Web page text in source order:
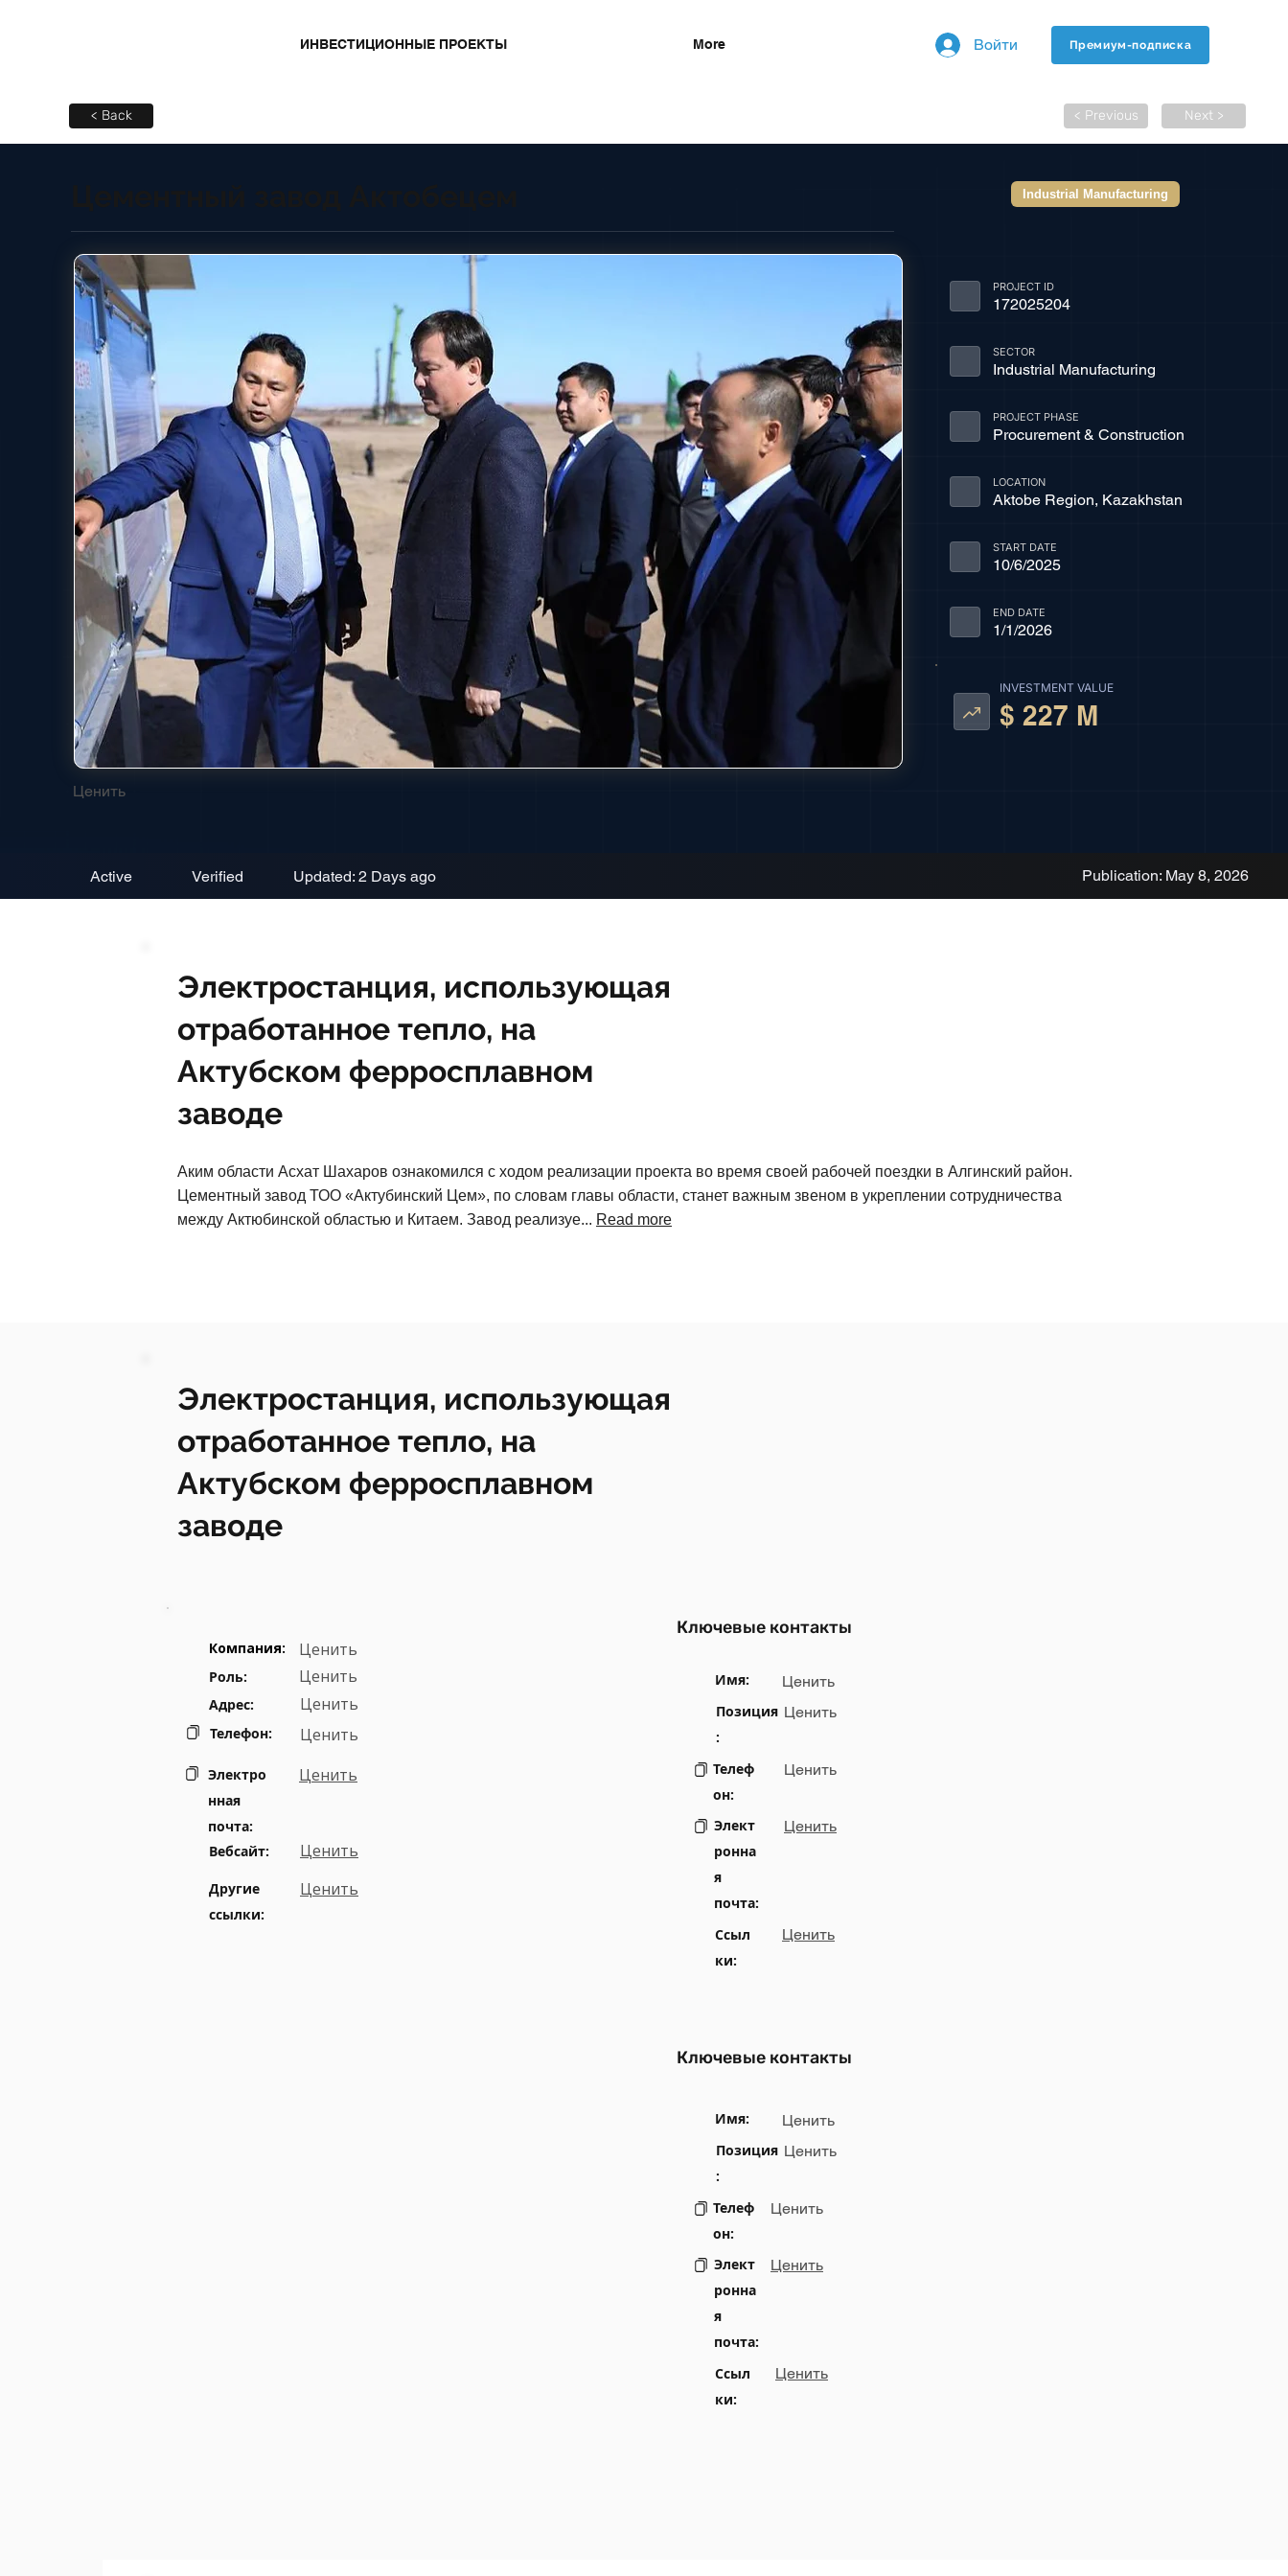
ИНВЕСТИЦИОННЫЕ ПРОЕКТЫ More Войти Премиум-подписка
< Back < Previous Next >
Industrial Manufacturing
Ценить
PROJECT ID
172025204
SECTOR
Industrial Manufacturing
PROJECT PHASE
Procurement & Construction
LOCATION
Aktobe Region, Kazakhstan
START DATE
10/6/2025
END DATE
1/1/2026
INVESTMENT VALUE
$ 227 M
Active Verified Updated: 2 Days ago Publication: May 8, 2026
Электростанция, использующая
отработанное тепло, на
Актубском ферросплавном
заводе
Аким области Асхат Шахаров ознакомился с ходом реализации проекта во время своей рабочей поездки в Алгинский район.
Цементный завод ТОО «Актубинский Цем», по словам главы области, станет важным звеном в укреплении сотрудничества
между Актюбинской областью и Китаем. Завод реализуе... Read more
Электростанция, использующая
отработанное тепло, на
Актубском ферросплавном
заводе
Компания: Ценить
Роль: Ценить
Адрес: Ценить
Телефон: Ценить
Электро
нная
почта:
Ценить
Другие
ссылки:
Ценить
Вебсайт: Ценить
Ключевые контакты
Имя:
Ценить
Позиция
:
Ценить
Телеф
он:
Ценить
Элект
ронна
я
почта:
Ценить
Ссыл
ки:
Ценить
Ключевые контакты
Имя:
Ценить
Позиция
:
Ценить
Телеф
он:
Ценить
Элект
ронна
я
почта:
Ценить
Ссыл
ки:
Ценить